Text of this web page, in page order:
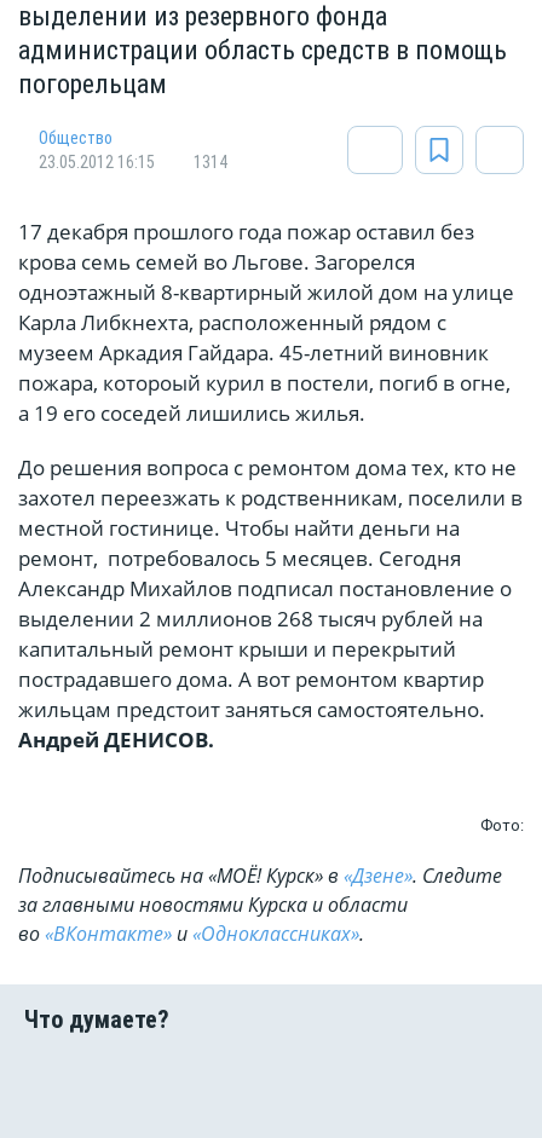
выделении из резервного фонда
администрации область средств в помощь
погорельцам
Общество
23.05.2012 16:15
1314
17 декабря прошлого года пожар оставил без
крова семь семей во Льгове. Загорелся
одноэтажный 8-квартирный жилой дом на улице
Карла Либкнехта, расположенный рядом с
музеем Аркадия Гайдара. 45-летний виновник
пожара, котороый курил в постели, погиб в огне,
а 19 его соседей лишились жилья.
До решения вопроса с ремонтом дома тех, кто не
захотел переезжать к родственникам, поселили в
местной гостинице. Чтобы найти деньги на
ремонт, потребовалось 5 месяцев. Сегодня
Александр Михайлов подписал постановление о
выделении 2 миллионов 268 тысяч рублей на
капитальный ремонт крыши и перекрытий
пострадавшего дома. А вот ремонтом квартир
жильцам предстоит заняться самостоятельно.
Андрей ДЕНИСОВ.
Фото:
Подписывайтесь на «МОЁ! Курск» в «Дзене». Cледите
за главными новостями Курска и области
во«ВКонтакте» и«Одноклассниках».